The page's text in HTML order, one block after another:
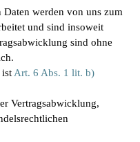
werden von uns zum
und sind insoweit
sind ohne
ist Art. 6 Abs. 1 lit. b)
Vertragsabwicklung,